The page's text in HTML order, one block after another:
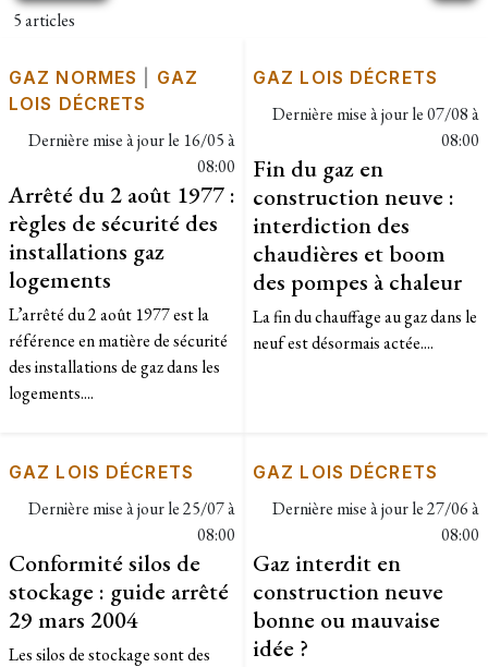
5 articles
GAZ NORMES
GAZ
LOIS DÉCRETS
Dernière mise à jour le 16/05 à
08:00
Arrêté du 2 août 1977 :
règles de sécurité des
installations gaz
logements
L’arrêté du 2 août 1977 est la
référence en matière de sécurité
des installations de gaz dans les
logements....
GAZ LOIS DÉCRETS
Dernière mise à jour le07/08 à
08:00
Fin du gaz en
construction neuve :
interdiction des
chaudières et boom
des pompes à chaleur
La fin du chauffage au gaz dans le
neuf est désormais actée....
GAZ LOIS DÉCRETS
Dernière mise à jour le25/07 à
08:00
Conformité silos de
stockage : guide arrêté
29 mars 2004
Les silos de stockage sont des
GAZ LOIS DÉCRETS
Dernière mise à jour le27/06 à
08:00
Gaz interdit en
construction neuve
bonne ou mauvaise
idée ?